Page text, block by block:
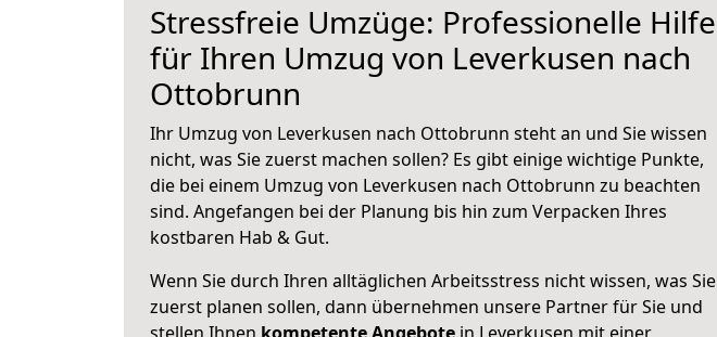
Stressfreie Umzüge: Professionelle Hilfe
für Ihren Umzug von Leverkusen nach
Ottobrunn
Ihr Umzug von Leverkusen nach Ottobrunn steht an und Sie wissen
nicht, was Sie zuerst machen sollen? Es gibt einige wichtige Punkte,
die bei einem Umzug von Leverkusen nach Ottobrunn zu beachten
sind. Angefangen bei der Planung bis hin zum Verpacken Ihres
kostbaren Hab & Gut.
Wenn Sie durch Ihren alltäglichen Arbeitsstress nicht wissen, was Sie
zuerst planen sollen, dann übernehmen unsere Partner für Sie und